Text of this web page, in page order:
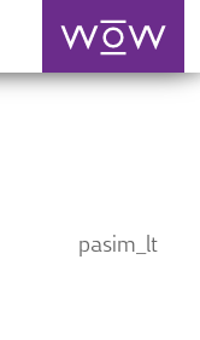
pasim_lt